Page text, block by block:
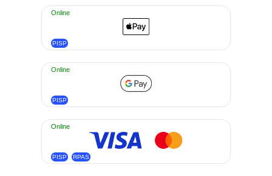
Online
PISP
Online
PISP
Online
PISP RPAS